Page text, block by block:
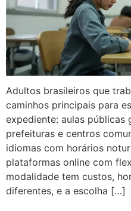
Adultos brasileiros que
caminhos principais para
expediente: aulas
prefeituras e centros
idiomas com horários
plataformas online com
modalidade tem custos,
diferentes, e a escolha […]